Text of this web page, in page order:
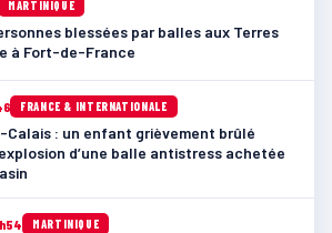
MARTINIQUE
blessées par balles aux Terres
à Fort-de-France
FRANCE & INTERNATIONALE
Calais : un enfant grièvement brûlé
d’une balle antistress achetée
MARTINIQUE